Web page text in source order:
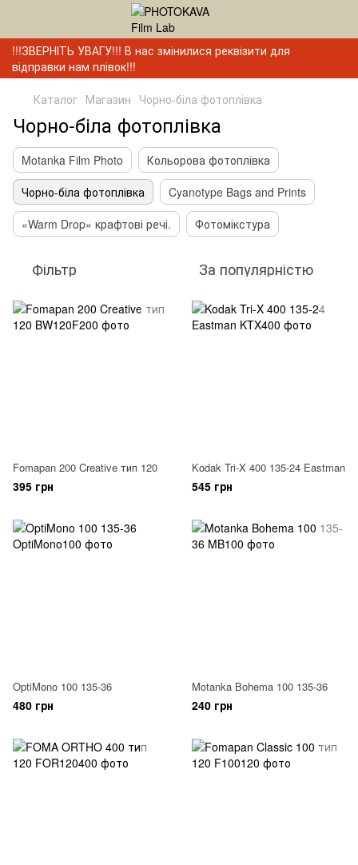
!!!ЗВЕРНІТЬ УВАГУ!!! В нас змінилися реквізити для
відправки нам плівок!!!
Каталог Магазин Чорно-біла фотоплівка
Чорно-біла фотоплівка
Motanka Film Photo
Кольорова фотоплівка
Чорно-біла фотоплівка
Cyanotype Bags and Prints
«Warm Drop» крафтові речі.
Фотомікстура
Фільтр За популярністю
Fomapan 200 Creative тип 120
395 грн
Kodak Tri-X 400 135-24 Eastman
545 грн
OptiMono 100 135-36
480 грн
Motanka Bohema 100 135-36
240 грн